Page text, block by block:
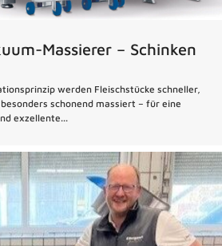
Massierer – Schinken
werden Fleischstücke schneller,
schonend massiert – für eine
exzellente...